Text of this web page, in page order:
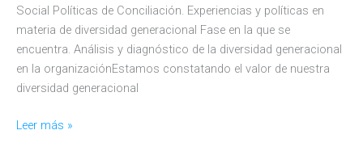
Social Políticas de Conciliación. Experiencias y políticas en
materia de diversidad generacional Fase en la que se
encuentra. Análisis y diagnóstico de la diversidad generacional
en la organizaciónEstamos constatando el valor de nuestra
diversidad generacional
HG
Leer más »